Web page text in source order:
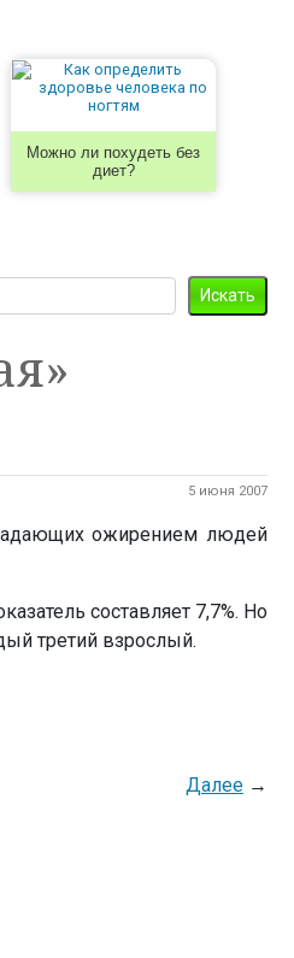
Можно ли похудеть без
диет?
5 июня 2007
ожирением людей
составляет 7,7%. Но
третий взрослый.
Далее→